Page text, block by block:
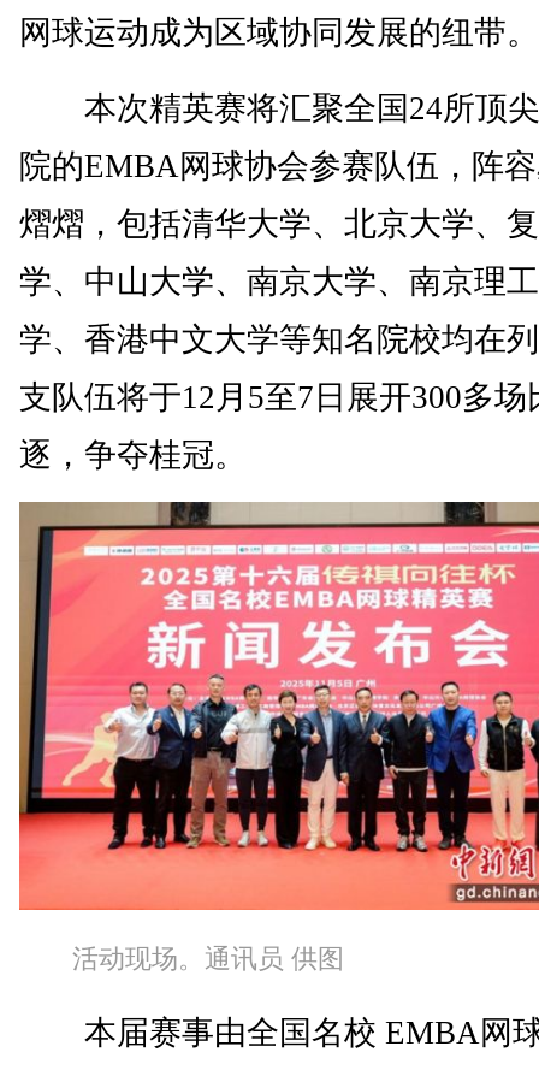
网球运动成为区域协同发展的纽带。
本次精英赛将汇聚全国24所顶
院的EMBA网球协会参赛队伍，阵
熠熠，包括清华大学、北京大学、
学、中山大学、南京大学、南京理
学、香港中文大学等知名院校均在
支队伍将于12月5至7日展开300多场
逐，争夺桂冠。
活动现场。通讯员 供图
本届赛事由全国名校 EMBA网